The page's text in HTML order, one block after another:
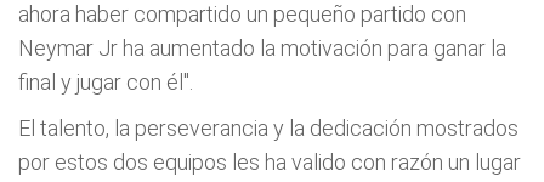
ahora haber compartido un pequeño partido con
Neymar Jr ha aumentado la motivación para ganar la
final y jugar con él".
El talento, la perseverancia y la dedicación mostrados
por estos dos equipos les ha valido con razón un lugar